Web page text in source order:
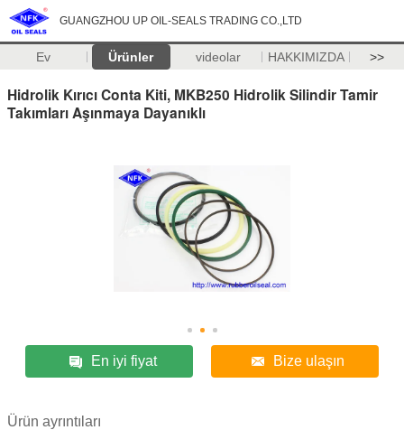
GUANGZHOU UP OIL-SEALS TRADING CO.,LTD
Ev Ürünler videolar HAKKIMIZDA >>
Hidrolik Kırıcı Conta Kiti, MKB250 Hidrolik Silindir Tamir
Takımları Aşınmaya Dayanıklı
En iyi fiyat Bize ulaşın
Ürün ayrıntıları